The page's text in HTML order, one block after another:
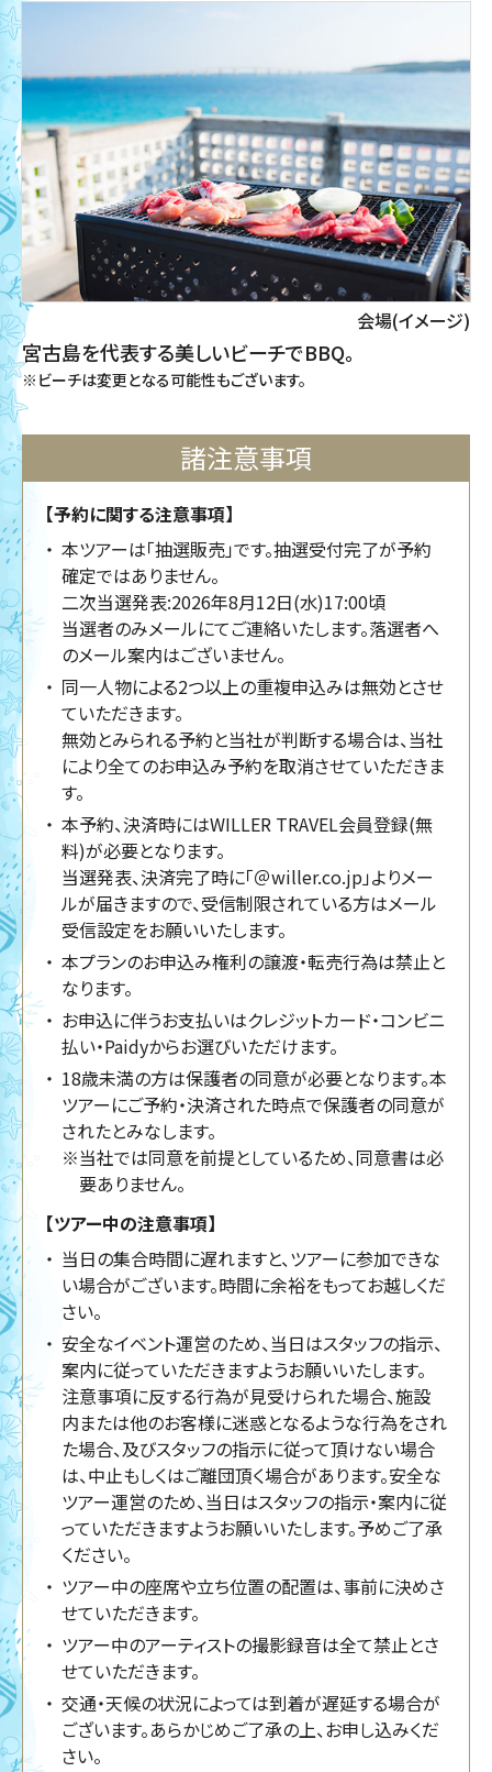
会場(イメージ)
宮古島を代表する美しいビーチでBBQ。
※ビーチは変更となる可能性もございます。
諸注意事項
【予約に関する注意事項】
本ツアーは「抽選販売」です。抽選受付完了が予約
確定ではありません。
二次当選発表:2026年8月12日(水)17:00頃
当選者のみメールにてご連絡いたします。落選者へ
のメール案内はございません。
同一人物による2つ以上の重複申込みは無効とさせ
ていただきます。
無効とみられる予約と当社が判断する場合は、当社
により全てのお申込み予約を取消させていただきま
す。
本予約、決済時にはWILLER TRAVEL会員登録(無
料)が必要となります。
当選発表、決済完了時に「＠willer.co.jp」よりメー
ルが届きますので、受信制限されている方はメール
受信設定をお願いいたします。
本プランのお申込み権利の譲渡・転売行為は禁止と
なります。
お申込に伴うお支払いはクレジットカード・コンビニ
払い・Paidyからお選びいただけます。
18歳未満の方は保護者の同意が必要となります。本
ツアーにご予約・決済された時点で保護者の同意が
されたとみなします。
※当社では同意を前提としているため、同意書は必
要ありません。
【ツアー中の注意事項】
当日の集合時間に遅れますと、ツアーに参加できな
い場合がございます。時間に余裕をもってお越しくだ
さい。
安全なイベント運営のため、当日はスタッフの指示、
案内に従っていただきますようお願いいたします。
注意事項に反する行為が見受けられた場合、施設
内または他のお客様に迷惑となるような行為をされ
た場合、及びスタッフの指示に従って頂けない場合
は、中止もしくはご離団頂く場合があります。安全な
ツアー運営のため、当日はスタッフの指示・案内に従
っていただきますようお願いいたします。予めご了承
ください。
ツアー中の座席や立ち位置の配置は、事前に決めさ
せていただきます。
ツアー中のアーティストの撮影録音は全て禁止とさ
せていただきます。
交通・天候の状況によっては到着が遅延する場合が
ございます。あらかじめご了承の上、お申し込みくだ
さい。